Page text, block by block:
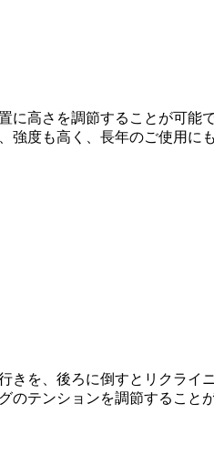
高さを調節することが可
度も高く、長年のご使用に
を、後ろに倒すとリクライ
テンションを調節すること